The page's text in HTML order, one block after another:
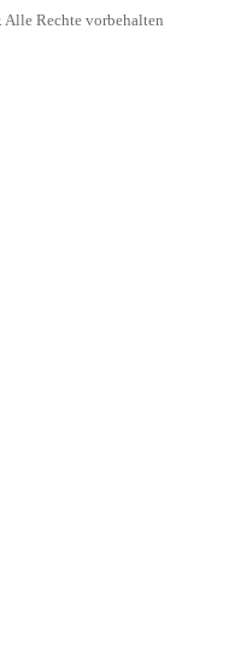
Rechte vorbehalten